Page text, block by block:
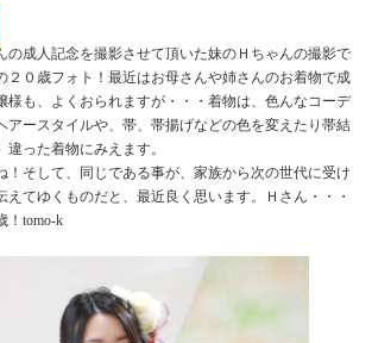
有
の成人記念を撮影させて頂いた妹のＨちゃんの撮影で
２０歳フォト！最近はお母さんや姉さんのお着物で成
様も、よくおられますが・・・着物は、色んなコーデ
アースタイルや、帯、帯揚げなどの色を変えたり帯結
った着物にみえます。
！そして、同じである事が、家族から次の世代に受け
えてゆくものだと、最近良く思います。Ｈさん・・・
！tomo-k